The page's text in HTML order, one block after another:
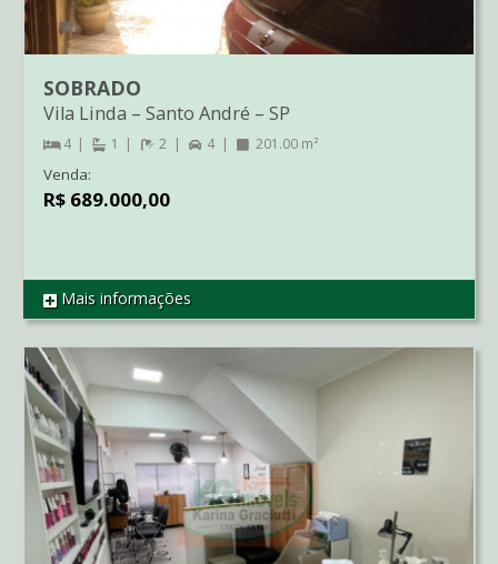
REF SO1700
SOBRADO
Vila Linda – Santo André – SP
4 1 2 4 201.00 m²
Venda:
R$ 689.000,00
Mais informações